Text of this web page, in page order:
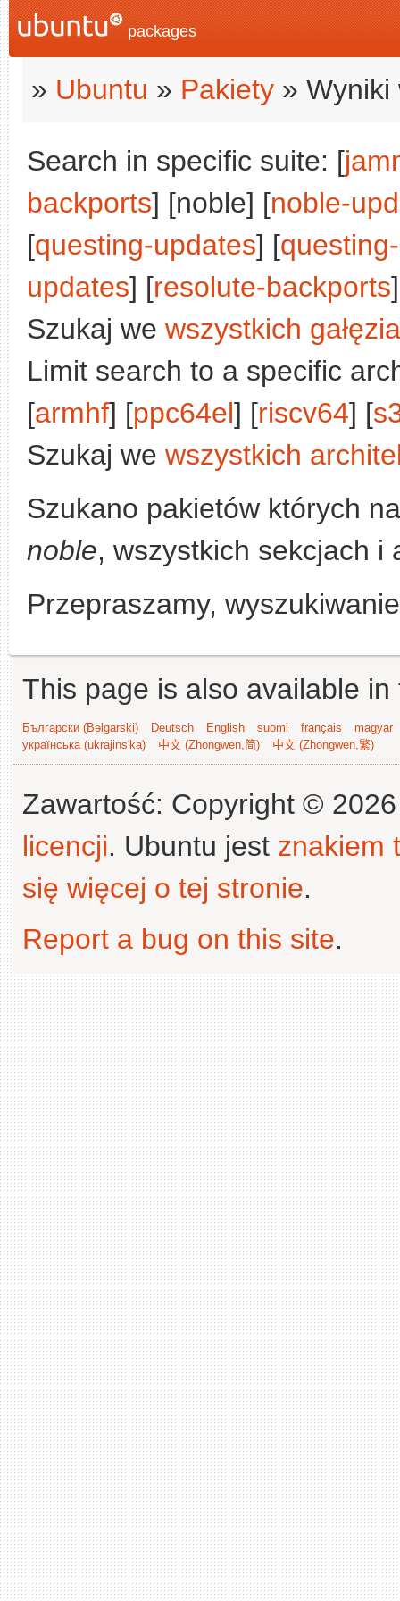
packages
» Ubuntu » Pakiety » Wyniki
Search in specific suite: [
backports] [noble] [noble-
[questing-updates] [
updates] [resolute-backports
Szukaj we wszystkich
Limit search to a specific
[armhf] [ppc64el] [riscv64] [
Szukaj we wszystkich
Szukano pakietów których
noble, wszystkich sekcjach
Przepraszamy,
This page is also available
Български (Bəlgarski) Deutsch English suomi français
magyar
українська (ukrajins'ka)
中文 (Zhongwen,简) 中文 (Zhongwen,繁)
Zawartość: Copyright ©
licencji. Ubuntu jest znakiem
się więcej o tej stronie.
Report a bug on this site.